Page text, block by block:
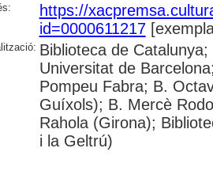
https://
id=0000611217
Biblioteca de
Universitat de
Pompeu Fabra; B.
Guíxols); B. Mercè
Rahola (Girona);
i la Geltrú)